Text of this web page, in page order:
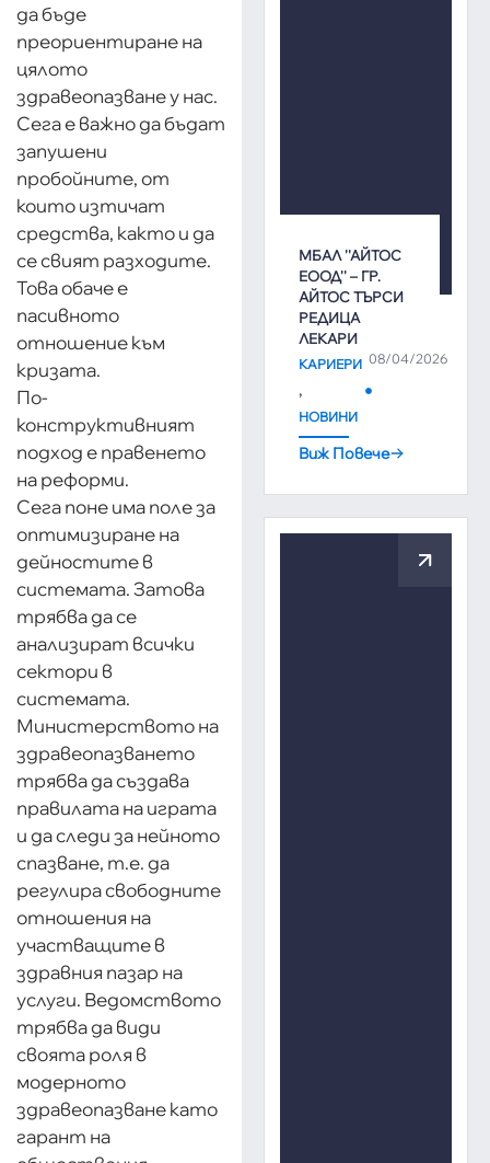
да бъде
преориентиране на
цялото
здравеопазване у нас.
Сега е важно да бъдат
запушени
пробойните, от
които изтичат
средства, както и да
се свият разходите.
Това обаче е
пасивното
отношение към
кризата.
По-
конструктивният
подход е правенето
на реформи.
Сега поне има поле за
оптимизиране на
дейностите в
системата. Затова
трябва да се
анализират всички
сектори в
системата.
Министерството на
здравеопазването
трябва да създава
правилата на играта
и да следи за нейното
спазване, т.е. да
регулира свободните
отношения на
участващите в
здравния пазар на
услуги. Ведомството
трябва да види
своята роля в
модерното
здравеопазване като
гарант на
МБАЛ ''АЙТОС
ЕООД'' – ГР.
АЙТОС ТЪРСИ
РЕДИЦА
ЛЕКАРИ
08/04/2026
КАРИЕРИ
,
НОВИНИ
Виж Повече